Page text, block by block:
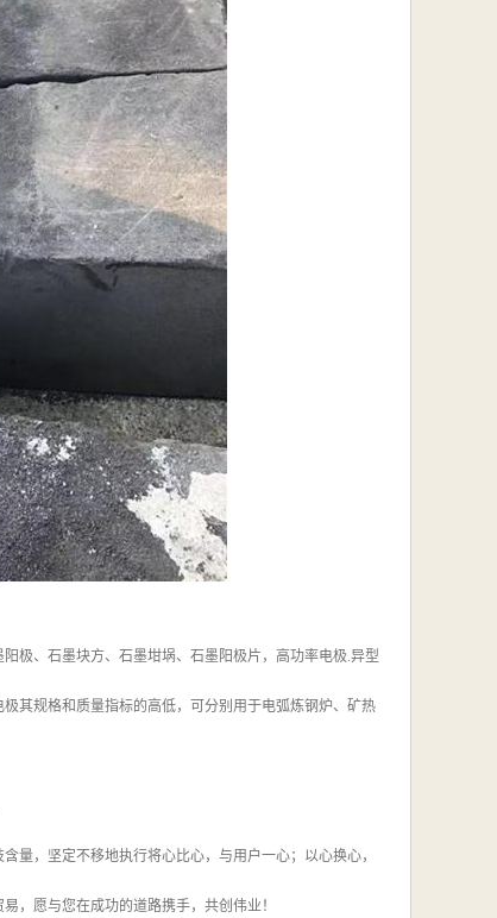
极、石墨块方、石墨坩埚、石墨阳极片，高功率电极.异型
其规格和质量指标的高低，可分别用于电弧炼钢炉、矿热
量，坚定不移地执行将心比心，与用户一心；以心换心，
，愿与您在成功的道路携手，共创伟业！